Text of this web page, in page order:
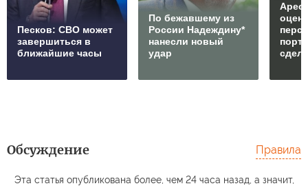
Песков: СВО может
завершиться в
ближайшие часы
По бежавшему из
России Надеждину*
нанесли новый
удар
Обсуждение Правила
Эта статья опубликована более, чем 24 часа назад, а значит,